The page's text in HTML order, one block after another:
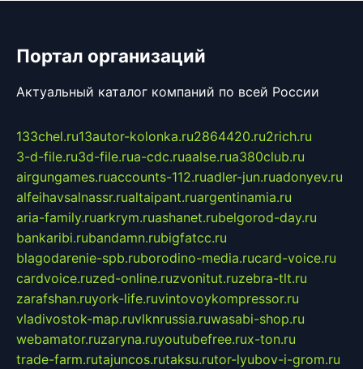
Портал организаций
Актуальный каталог компаний по всей России
133chel.ru13autor-kolonka.ru2864420.ru2rich.ru
3-d-file.ru3d-file.rua-cdc.ruaalse.rua380club.ru
airgungames.ruaccounts-112.ruadler-jun.ruadonyev.ru
alfeihavsalnassr.rualtaipant.ruargentinamia.ru
aria-family.ruarkrym.ruashanet.rubelgorod-day.ru
bankaribi.rubandamn.rubigfatcc.ru
blagodarenie-spb.ruborodino-media.rucard-voice.ru
cardvoice.ruzed-online.ruzvonitut.ruzebra-tlt.ru
zarafshan.ruyork-life.ruvintovoykompressor.ru
vladivostok-map.ruvlknrussia.ruwasabi-shop.ru
webamator.ruzaryna.ruyoutubefree.rux-ton.ru
trade-farm.rutajuncos.rutaksu.rutor-lyubov-i-grom.ru